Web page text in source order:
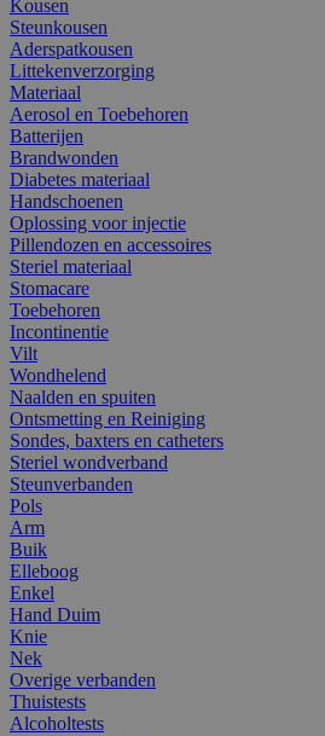
Kousen
Steunkousen
Aderspatkousen
Littekenverzorging
Materiaal
Aerosol en Toebehoren
Batterijen
Brandwonden
Diabetes materiaal
Handschoenen
Oplossing voor injectie
Pillendozen en accessoires
Steriel materiaal
Stomacare
Toebehoren
Incontinentie
Vilt
Wondhelend
Naalden en spuiten
Ontsmetting en Reiniging
Sondes, baxters en catheters
Steriel wondverband
Steunverbanden
Pols
Arm
Buik
Elleboog
Enkel
Hand Duim
Knie
Nek
Overige verbanden
Thuistests
Alcoholtests